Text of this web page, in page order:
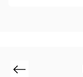
Previous